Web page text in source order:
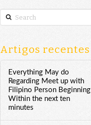
Search
Artigos recentes
Everything May do
Regarding Meet up with
Filipino Person Beginning
Within the next ten
minutes